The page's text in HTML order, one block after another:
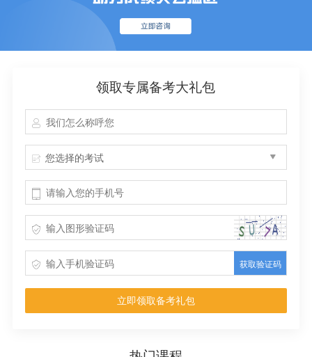
领取专属备考大礼包
您选择的考试
获取验证码
立即领取备考礼包